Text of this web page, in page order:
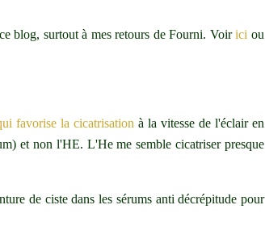
blog, surtout à mes retours de Fourni. Voirici ou
favorise la cicatrisation à la vitesse de l'éclair en
et non l'HE. L'He me semble cicatriser presque
de ciste dans les sérums anti décrépitude pour